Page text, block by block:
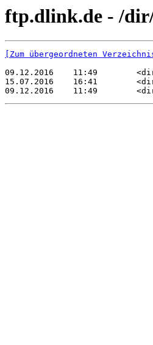
ftp.dlink.de - /
[Zum übergeordneten
09.12.2016    11:49
15.07.2016    16:41
09.12.2016    11:49